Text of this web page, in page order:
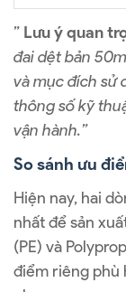
” Lưu ý quan
đai dệt bản
và mục đích sử
thông số kỹ
vận hành.”
So sánh ưu
Hiện nay, hai
nhất để sản
(PE) và
điểm riêng phù